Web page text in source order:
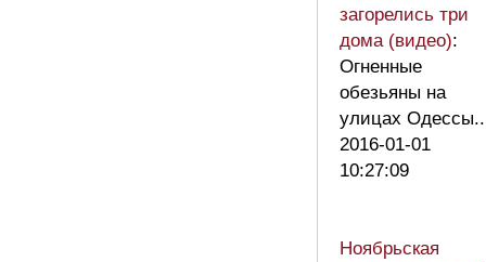
загорелись три
дома (видео):
Огненные
обезьяны на
улицах Одессы..
2016-01-01
10:27:09
Ноябрьская